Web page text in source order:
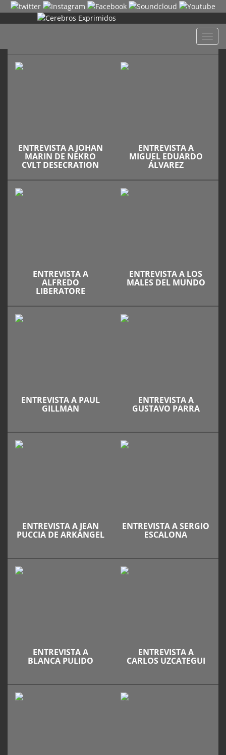
ENTREVISTA A JOHAN
MARIN DE NEKRO
CVLT DESECRATION
ENTREVISTA A
MIGUEL EDUARDO
ÁLVAREZ
ENTREVISTA A
ALFREDO
LIBERATORE
ENTREVISTA A LOS
MALES DEL MUNDO
ENTREVISTA A PAUL
GILLMAN
ENTREVISTA A
GUSTAVO PARRA
ENTREVISTA A JEAN
PUCCIA DE ARKANGEL
ENTREVISTA A SERGIO
ESCALONA
ENTREVISTA A
BLANCA PULIDO
ENTREVISTA A
CARLOS UZCATEGUI